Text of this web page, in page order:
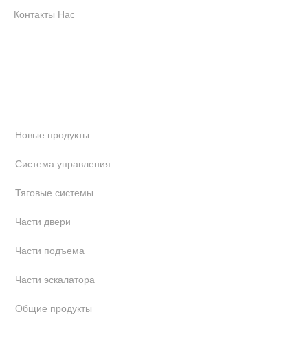
Контакты Нас
Новые продукты
Система управления
Тяговые системы
Части двери
Части подъема
Части эскалатора
Общие продукты